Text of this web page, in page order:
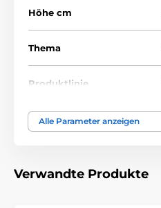
Höhe cm
Thema
Produktlinie
Auszeichnungstyp
Alle Parameter anzeigen
Verwandte Produkte